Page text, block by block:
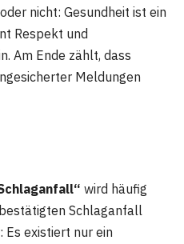
nicht: Gesundheit ist ein
Respekt und
Am Ende zählt, dass
Meldungen
wird häufig
Schlaganfall
Es existiert nur ein